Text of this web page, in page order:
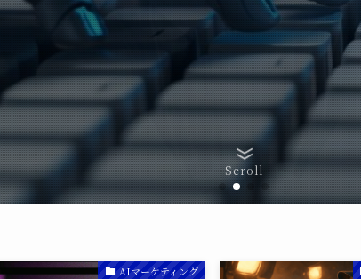
Scroll
AIマーケティング